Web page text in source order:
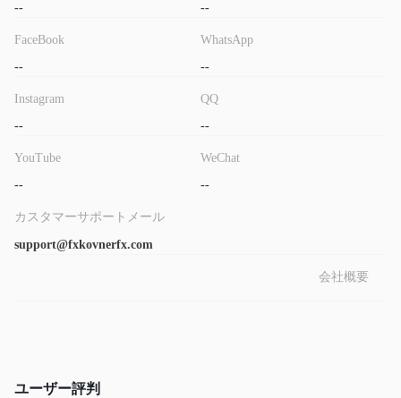
ています。エキスパートアドバイザー、アルゴ取引、複雑なイン
ジケーター、戦略テスターなどは、このプラットフォームで利用
できる高度な取引ツールの一部です。現在、メタトレーダー マー
ことができます。 iOS や Android デバイスなどの適切なモバイル
端末を使用することで、mt4 および mt5 を通じて、いつでもど
入金と出金
最低初回入金要件 FXKOVNER100ドルだそうです。ただし、ブロ
ーカーは受け入れ可能な入出金方法については何も述べていませ
す。 FXKOVNER fx.com。 WhatsApp や LINE などのソーシャル
--
FaceBook
--
Instagram
--
YouTube
--
--
WhatsApp
--
QQ
--
WeChat
--
カスタマーサポートメール
support@fxkovnerfx.com
会社概要
ユーザー評判